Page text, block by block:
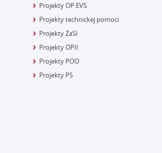
Projekty OP EVS
Projekty technickej pomoci
Projekty ZaSI
Projekty OPII
Projekty POO
Projekty PS